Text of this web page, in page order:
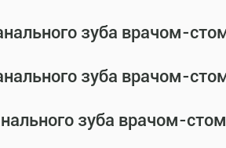
зуба врачом-
зуба врачом-
зуба врачом-